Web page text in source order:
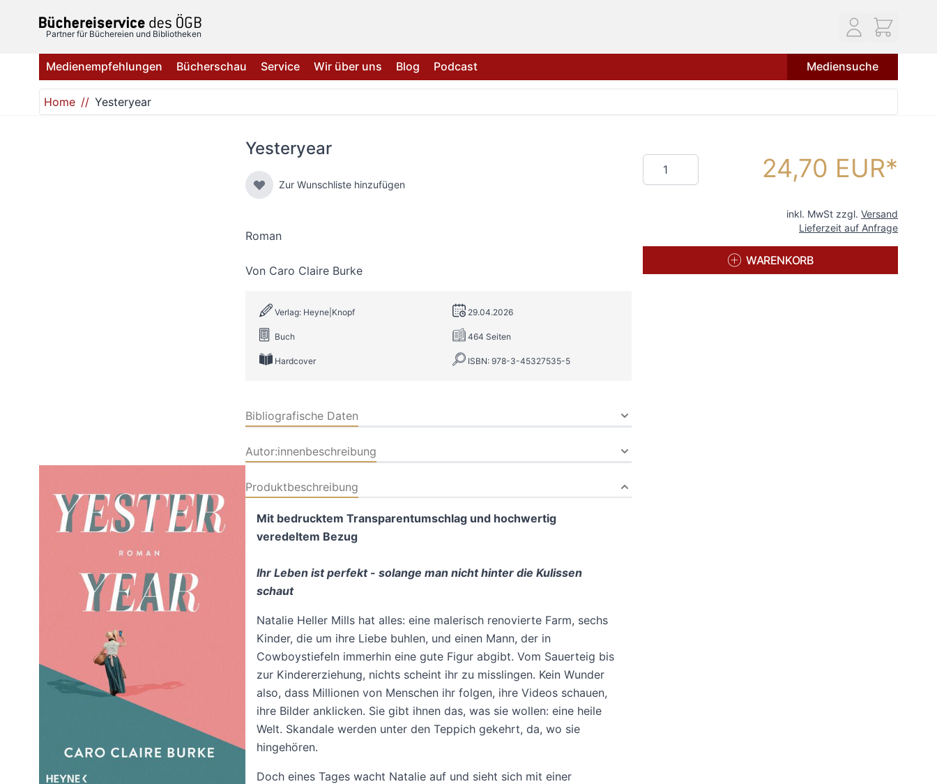
Partner für Büchereien und Bibliotheken
Medienempfehlungen Bücherschau Service Wir über uns Blog Podcast Mediensuche
Home Yesteryear
Yesteryear
Zur Wunschliste hinzufügen
Roman
Von Caro Claire Burke
Verlag: Heyne|Knopf 29.04.2026
Buch 464 Seiten
Hardcover ISBN: 978-3-45327535-5
Bibliografische Daten
Autor:innenbeschreibung
Produktbeschreibung
Mit bedrucktem Transparentumschlag und hochwertig
veredeltem Bezug
Ihr Leben ist perfekt - solange man nicht hinter die Kulissen
schaut
Natalie Heller Mills hat alles: eine malerisch renovierte Farm, sechs
Kinder, die um ihre Liebe buhlen, und einen Mann, der in
Cowboystiefeln immerhin eine gute Figur abgibt. Vom Sauerteig bis
zur Kindererziehung, nichts scheint ihr zu misslingen. Kein Wunder
also, dass Millionen von Menschen ihr folgen, ihre Videos schauen,
ihre Bilder anklicken. Sie gibt ihnen das, was sie wollen: eine heile
Welt. Skandale werden unter den Teppich gekehrt, da, wo sie
hingehören.
Doch eines Tages wacht Natalie auf und sieht sich mit einer
Menge 24,70 EUR
inkl. MwSt zzgl. Versand
Lieferzeit auf Anfrage
WARENKORB